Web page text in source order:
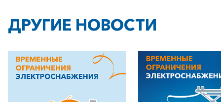
+7-800-700-24-57
ДРУГИЕ НОВОСТИ